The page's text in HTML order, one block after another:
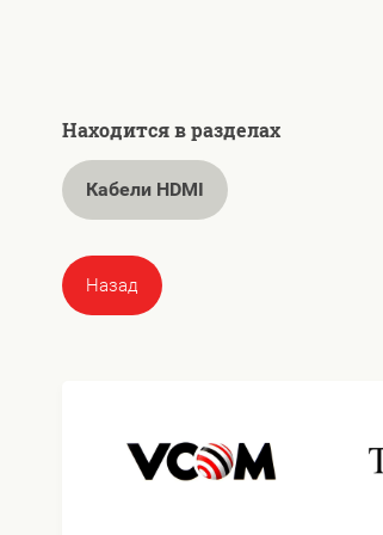
Находится в разделах
Кабели HDMI
Назад